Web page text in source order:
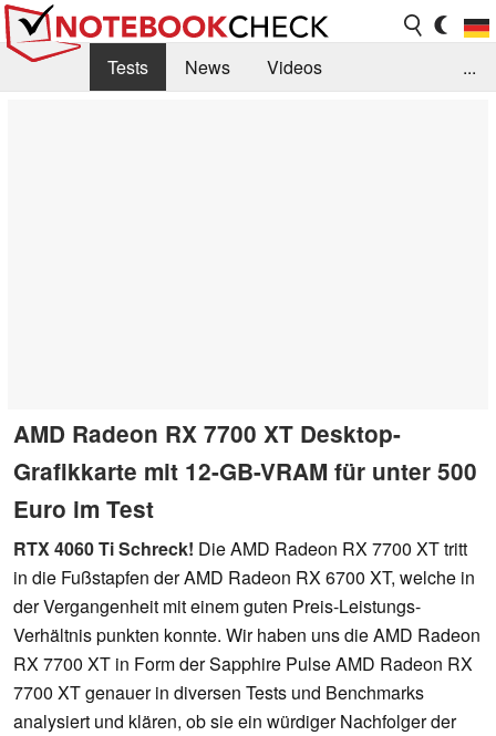
Tests News
Videos
...
AMD Radeon RX 7700 XT Desktop-
Grafikkarte mit 12-GB-VRAM für unter 500
Euro im Test
RTX 4060 Ti Schreck! Die AMD Radeon RX 7700 XT tritt
in die Fußstapfen der AMD Radeon RX 6700 XT, welche in
der Vergangenheit mit einem guten Preis-Leistungs-
Verhältnis punkten konnte. Wir haben uns die AMD Radeon
RX 7700 XT in Form der Sapphire Pulse AMD Radeon RX
7700 XT genauer in diversen Tests und Benchmarks
analysiert und klären, ob sie ein würdiger Nachfolger der